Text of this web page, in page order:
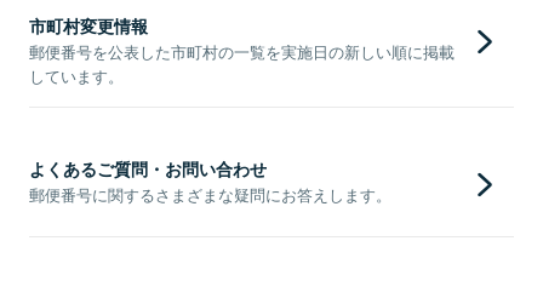
市町村変更情報
郵便番号を公表した市町村の一覧を実施日の新しい順に掲載
しています。
よくあるご質問・お問い合わせ
郵便番号に関するさまざまな疑問にお答えします。